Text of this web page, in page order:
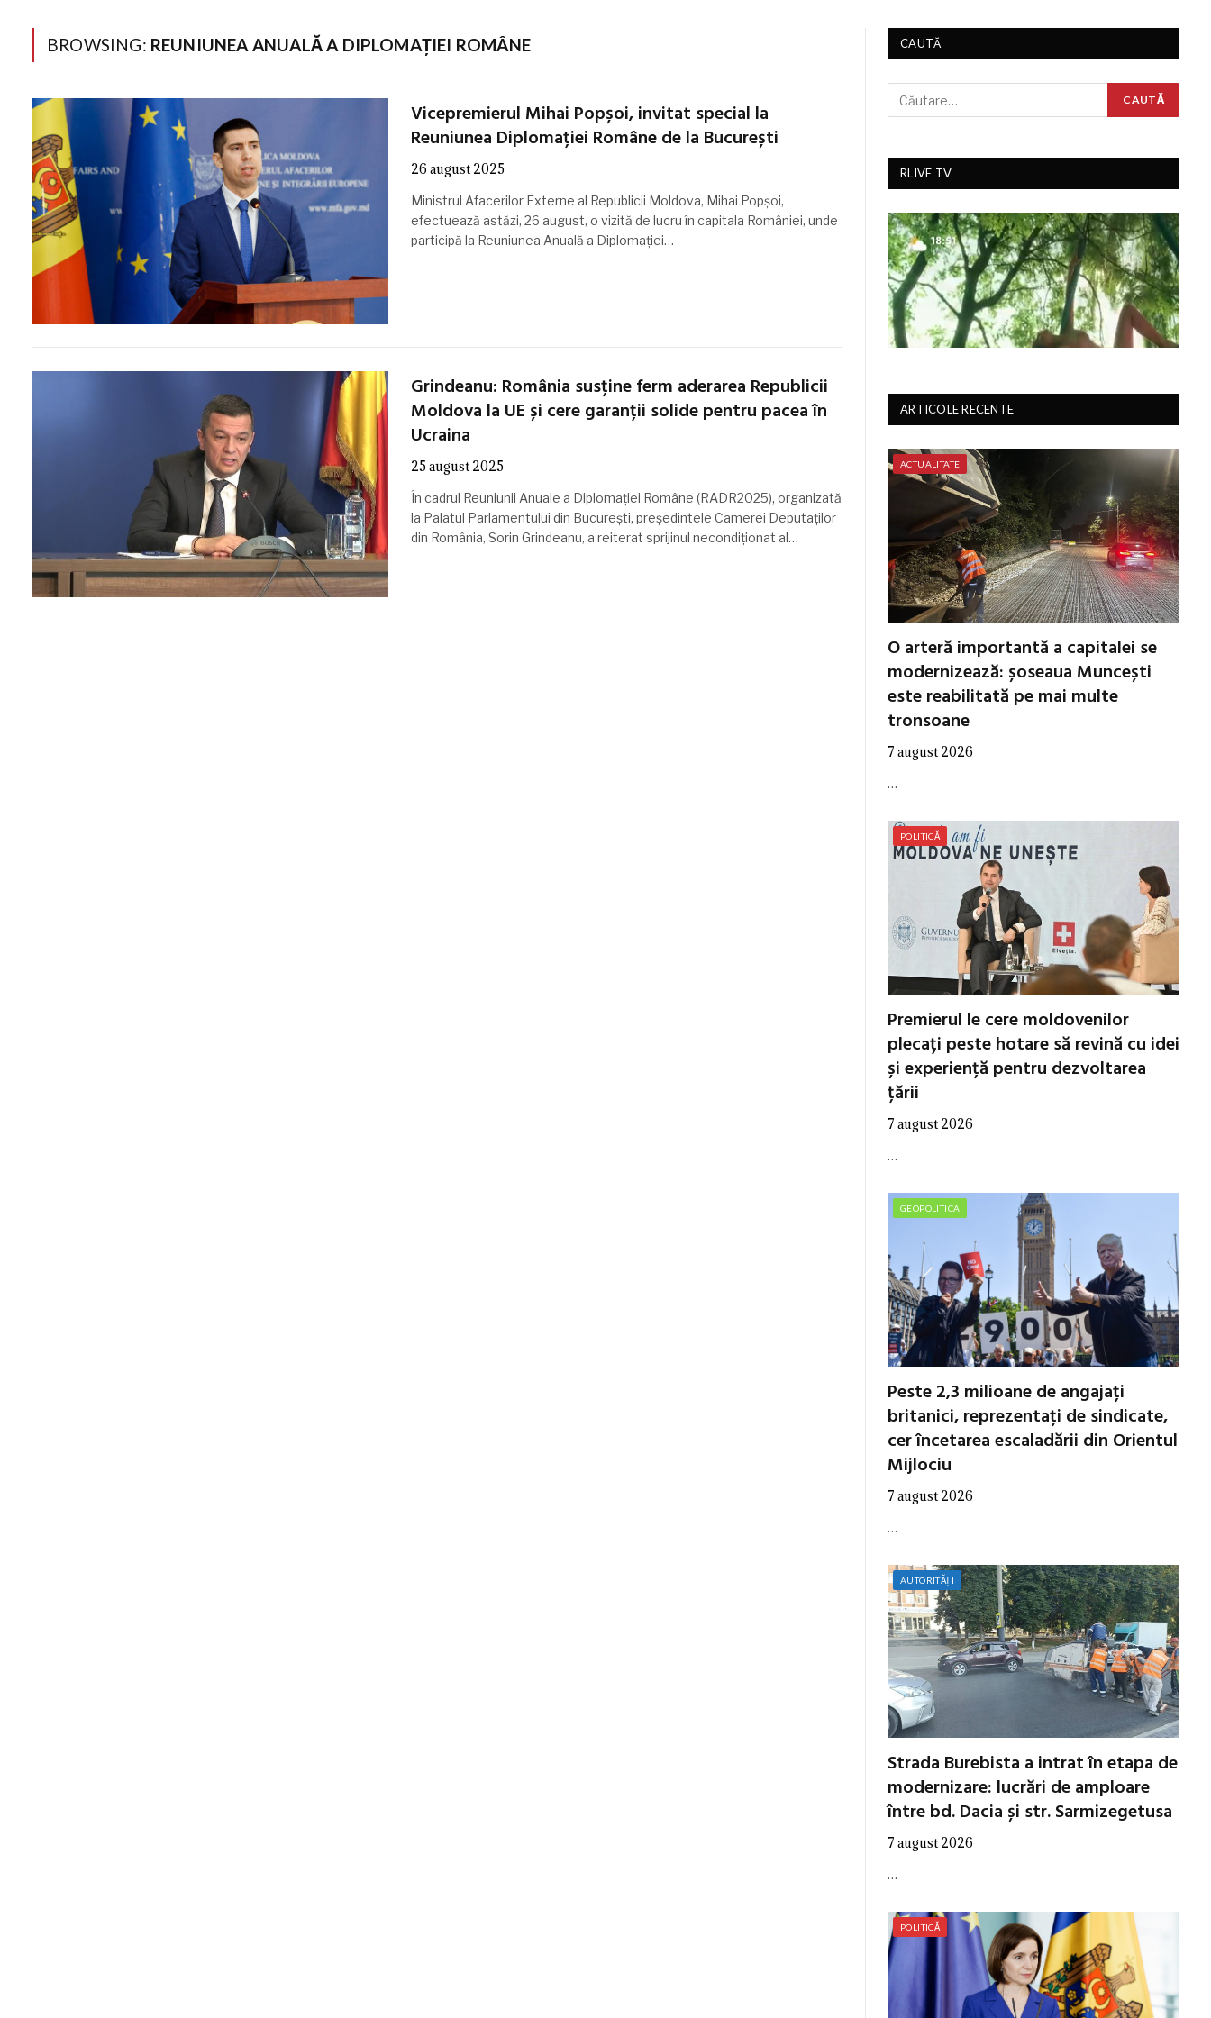
BROWSING: REUNIUNEA ANUALĂ A DIPLOMAȚIEI ROMÂNE
Vicepremierul Mihai Popșoi, invitat special la
Reuniunea Diplomației Române de la București
26 august 2025
Ministrul Afacerilor Externe al Republicii Moldova, Mihai Popșoi,
efectuează astăzi, 26 august, o vizită de lucru în capitala României, unde
participă la Reuniunea Anuală a Diplomației…
Grindeanu: România susține ferm aderarea Republicii
Moldova la UE și cere garanții solide pentru pacea în
Ucraina
25 august 2025
În cadrul Reuniunii Anuale a Diplomației Române (RADR2025), organizată
la Palatul Parlamentului din București, președintele Camerei Deputaților
din România, Sorin Grindeanu, a reiterat sprijinul necondiționat al…
CAUTĂ
RLIVE TV
ARTICOLE RECENTE
ACTUALITATE
O arteră importantă a capitalei se
modernizează: șoseaua Muncești
este reabilitată pe mai multe
tronsoane
7 august 2026
…
POLITICĂ
Premierul le cere moldovenilor
plecați peste hotare să revină cu idei
și experiență pentru dezvoltarea
țării
7 august 2026
…
GEOPOLITICA
Peste 2,3 milioane de angajați
britanici, reprezentați de sindicate,
cer încetarea escaladării din Orientul
Mijlociu
7 august 2026
…
AUTORITĂȚI
Strada Burebista a intrat în etapa de
modernizare: lucrări de amploare
între bd. Dacia și str. Sarmizegetusa
7 august 2026
…
POLITICĂ